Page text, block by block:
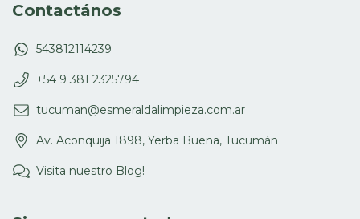
Contactános
543812114239
+54 9 381 2325794
tucuman@esmeraldalimpieza.com.ar
Av. Aconquija 1898, Yerba Buena, Tucumán
Visita nuestro Blog!